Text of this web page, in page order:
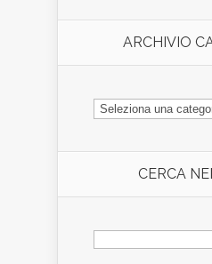
ARCHIVIO
ARCHIVIO
CATEGORIE
CERCA
Ricerca
per: